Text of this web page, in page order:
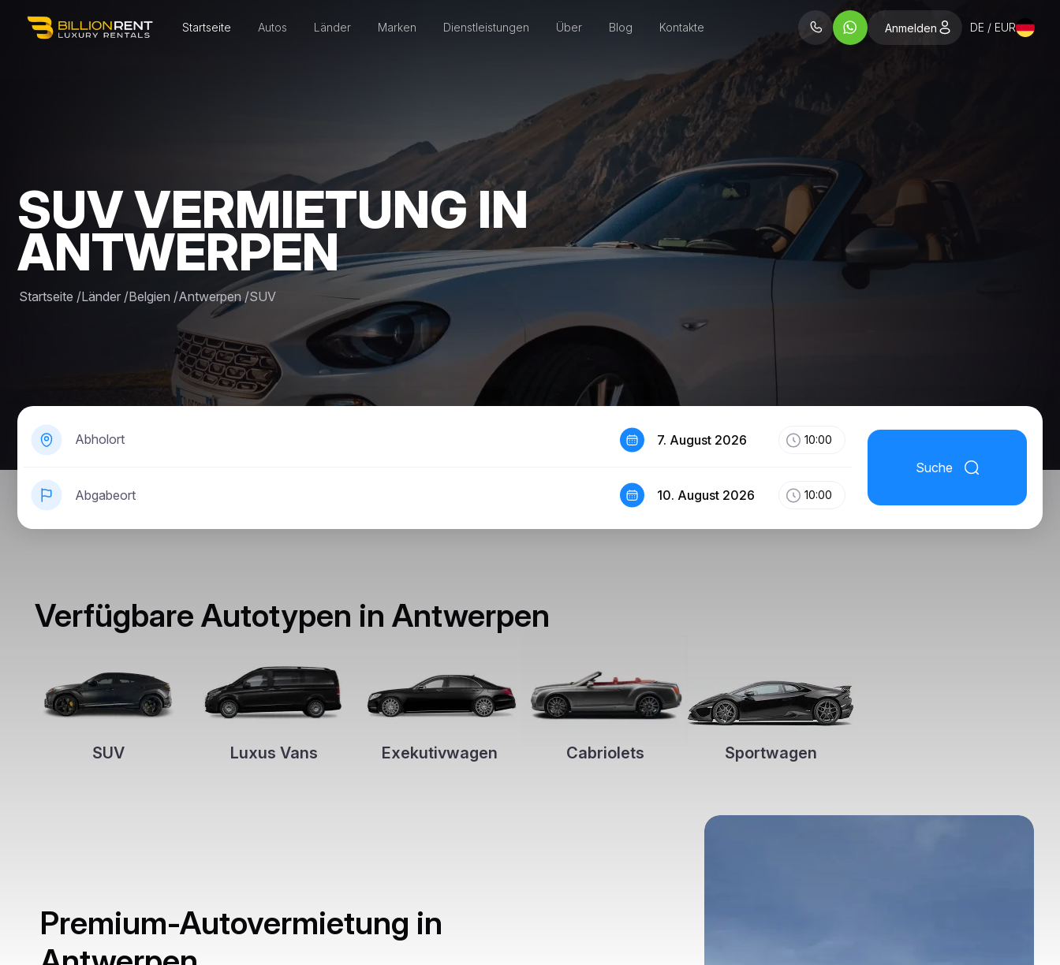
Startseite Autos Länder Marken Dienstleistungen Über Blog Kontakte Anmelden DE / EUR
SUV VERMIETUNG IN
ANTWERPEN
Startseite /Länder /Belgien /Antwerpen /SUV
Abholort
Abgabeort
7. August 2026 10:00
10. August 2026 10:00
Suche
Verfügbare Autotypen in Antwerpen
SUV Luxus Vans Exekutivwagen Cabriolets Sportwagen
Premium-Autovermietung in